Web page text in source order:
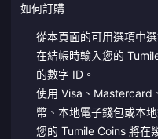
如何訂購
從本頁面的可用選項中
在結帳時輸入您的
的數字 ID。
使用 Visa、Mastercard
幣、本地電子錢包或本
您的 Tumile Coins 將在